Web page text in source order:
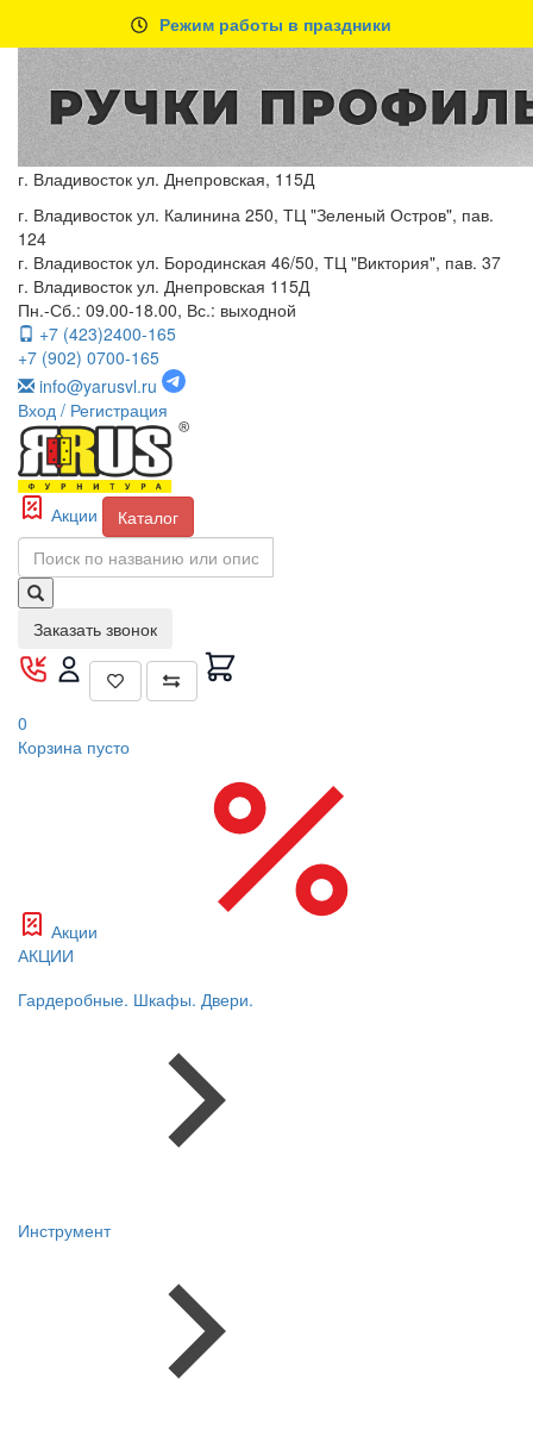
Режим работы в праздники
г. Владивосток ул. Днепровская, 115Д
г. Владивосток ул. Калинина 250, ТЦ "Зеленый Остров", пав.
124
г. Владивосток ул. Бородинская 46/50, ТЦ "Виктория", пав. 37
г. Владивосток ул. Днепровская 115Д
Пн.-Сб.: 09.00-18.00, Вс.: выходной
+7 (423)2400-165
+7 (902) 0700-165
info@yarusvl.ru
Вход / Регистрация
Акции Каталог
Заказать звонок
0
Корзина пусто
Акции
АКЦИИ
Гардеробные. Шкафы. Двери.
Инструмент